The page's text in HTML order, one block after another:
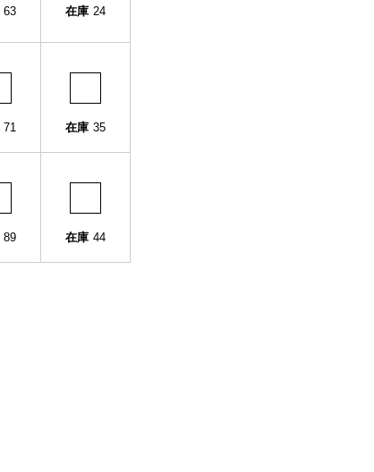
63 在庫 24
71 在庫 35
89 在庫 44